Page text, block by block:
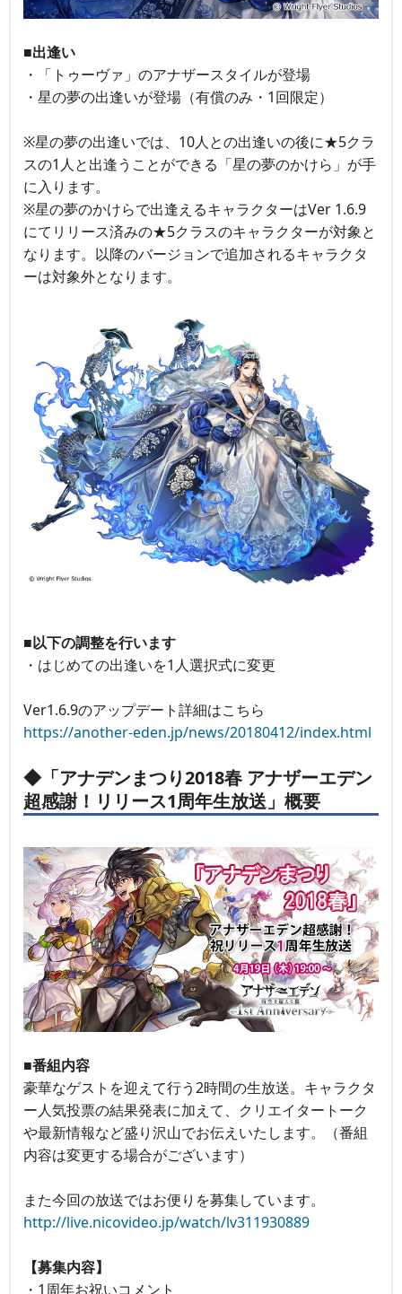
■出逢い
・「トゥーヴァ」のアナザースタイルが登場
・星の夢の出逢いが登場（有償のみ・1回限定）
※星の夢の出逢いでは、10人との出逢いの後に★5クラ
スの1人と出逢うことができる「星の夢のかけら」が手
に入ります。
※星の夢のかけらで出逢えるキャラクターはVer 1.6.9
にてリリース済みの★5クラスのキャラクターが対象と
なります。以降のバージョンで追加されるキャラクタ
ーは対象外となります。
■以下の調整を行います
・はじめての出逢いを1人選択式に変更
Ver1.6.9のアップデート詳細はこちら
https://another-eden.jp/news/20180412/index.html
◆「アナデンまつり2018春 アナザーエデン
超感謝！リリース1周年生放送」概要
■番組内容
豪華なゲストを迎えて行う2時間の生放送。キャラクタ
ー人気投票の結果発表に加えて、クリエイタートーク
や最新情報など盛り沢山でお伝えいたします。（番組
内容は変更する場合がございます）
また今回の放送ではお便りを募集しています。
http://live.nicovideo.jp/watch/lv311930889
【募集内容】
・1周年お祝いコメント